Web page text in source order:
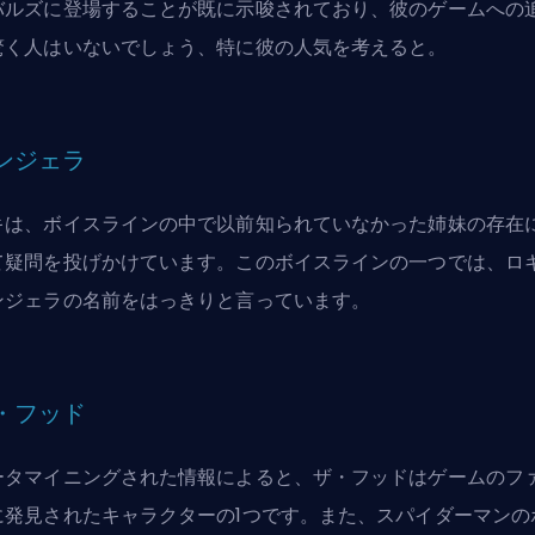
ズに登場することが既に示唆されており、彼のゲームへの
人はいないでしょう、特に彼の人気を考えると。
ジェラ
、ボイスラインの中で以前知られていなかった姉妹の存在
問を投げかけています。このボイスラインの一つでは、ロ
ェラの名前をはっきりと言っています。
フッド
マイニングされた情報によると、ザ・フッドはゲームのフ
見されたキャラクターの1つです。また、スパイダーマンの